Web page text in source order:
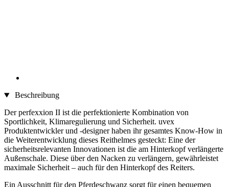
Beschreibung
Der perfexxion II ist die perfektionierte Kombination von
Sportlichkeit, Klimaregulierung und Sicherheit. uvex
Produktentwickler und -designer haben ihr gesamtes Know-How in
die Weiterentwicklung dieses Reithelmes gesteckt: Eine der
sicherheitsrelevanten Innovationen ist die am Hinterkopf verlängerte
Außenschale. Diese über den Nacken zu verlängern, gewährleistet
maximale Sicherheit – auch für den Hinterkopf des Reiters.
Ein Ausschnitt für den Pferdeschwanz sorgt für einen bequemen